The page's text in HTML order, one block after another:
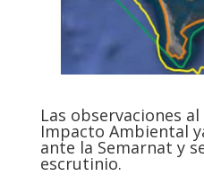
Las observaciones
Impacto Ambiental
ante la Semarnat y
escrutinio.